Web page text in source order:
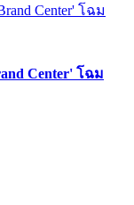
Center' โฉม